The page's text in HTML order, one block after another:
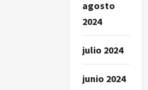
agosto
2024
julio 2024
junio 2024